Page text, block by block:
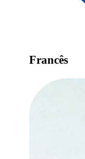
Francês